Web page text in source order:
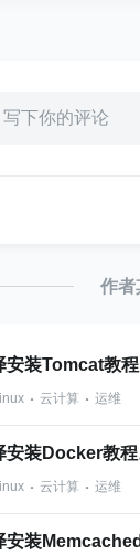
下你的评论
作者
装Tomcat教程
云计算 运维
装Docker教程
云计算 运维
装Memcached